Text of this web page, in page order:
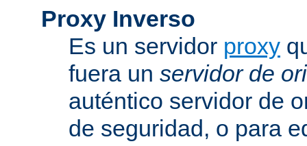
Proxy Inverso
Es un servidor proxy
fuera un servidor de
auténtico servidor de
de seguridad, o para